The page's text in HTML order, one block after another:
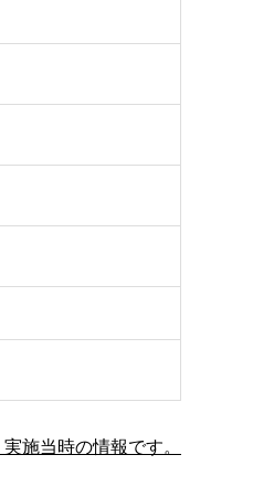
施当時の情報です。